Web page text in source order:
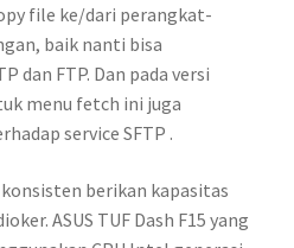
file ke/dari perangkat-
baik nanti bisa
dan FTP. Dan pada versi
menu fetch ini juga
service SFTP .
berikan kapasitas
ASUS TUF Dash F15 yang